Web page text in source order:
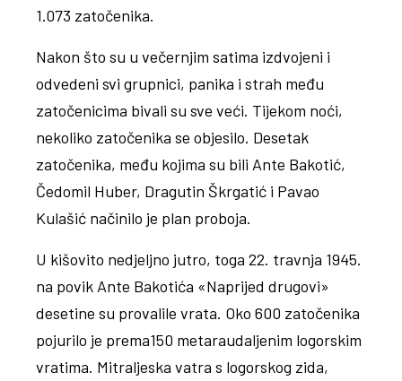
1.073 zatočenika.
Nakon što su u večernjim satima izdvojeni i
odvedeni svi grupnici, panika i strah među
zatočenicima bivali su sve veći. Tijekom noći,
nekoliko zatočenika se objesilo. Desetak
zatočenika, među kojima su bili Ante Bakotić,
Čedomil Huber, Dragutin Škrgatić i Pavao
Kulašić načinilo je plan proboja.
U kišovito nedjeljno jutro, toga 22. travnja 1945.
na povik Ante Bakotića «Naprijed drugovi»
desetine su provalile vrata. Oko 600 zatočenika
pojurilo je prema150 metaraudaljenim logorskim
vratima. Mitraljeska vatra s logorskog zida,